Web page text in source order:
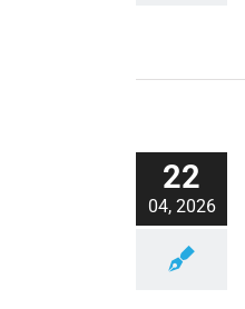
22
04, 2026